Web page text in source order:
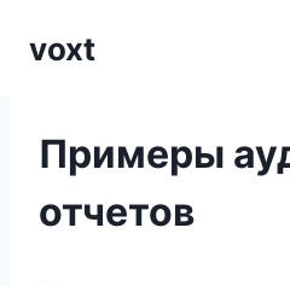
voxt
Примеры
отчетов